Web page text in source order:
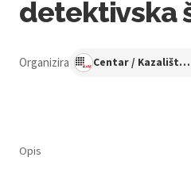
detektivska
Organizira Centar / Kazalište KNAP
Opis